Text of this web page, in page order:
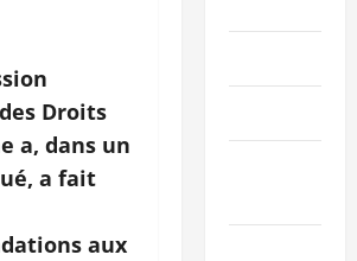
Droits
a, dans un
a fait
aux